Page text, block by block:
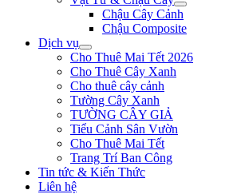
Chậu Cây Cảnh
Chậu Composite
Dịch vụ
Cho Thuê Mai Tết 2026
Cho Thuê Cây Xanh
Cho thuê cây cảnh
Tường Cây Xanh
TƯỜNG CÂY GIẢ
Tiểu Cảnh Sân Vườn
Cho Thuê Mai Tết
Trang Trí Ban Công
Tin tức & Kiến Thức
Liên hệ